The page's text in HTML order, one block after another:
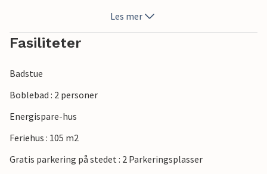
Feriekomplekset ligger i et fantastisk miljø og har
lekeapparater for barn, en tennisbane, en dyrehage og
Nordsjøen med Danmarks beste badestrender, flere
golfbaner og en put & take-sjø. Du kan også besøke
Det er fugletårn i naturområdet Filsø, og et nettverk av
skiltede turstier på vestsiden av innsjøen fører gjestene
Les mer
Fasiliteter
Badstue
Boblebad : 2 personer
Energispare-hus
Feriehus : 105 m2
Gratis parkering på stedet : 2 Parkeringsplasser